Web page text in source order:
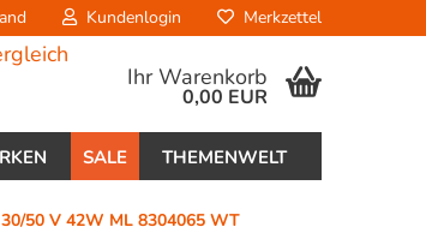
Kundenlogin Merkzettel
Ihr Warenkorb
0,00 EUR
SALE THEMENWELT
30/50 V 42W ML 8304065 WT